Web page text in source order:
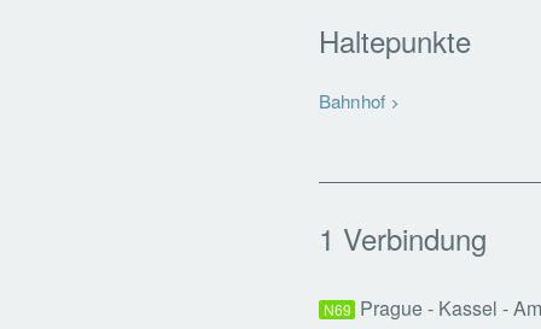
Haltepunkte
Bahnhof
1 Verbindung
N69 Prague - Kassel -